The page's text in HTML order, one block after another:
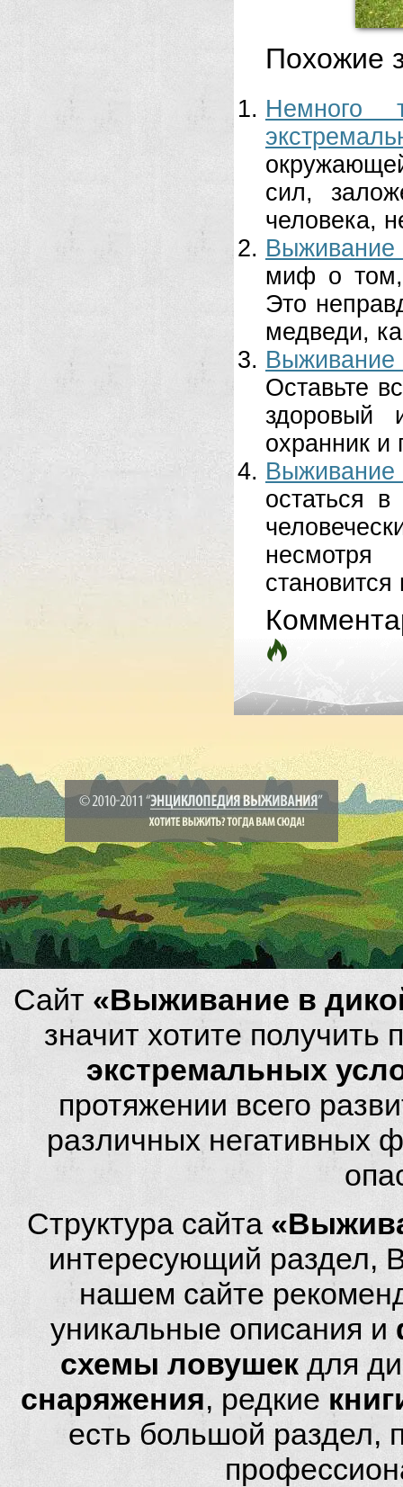
Похожие
Немного
сил,
человека,
Выживание
миф о том,
Это
медведи,
Оставьте
охранник и
Выживание
остаться
становится
Сайт «Выживание в
значит хотите
экстремальных
протяжении всего
различных негативных
Структура сайта
интересующий раздел,
нашем сайте
уникальные описания и
схемы ловушек для
снаряжения, редкие
есть большой